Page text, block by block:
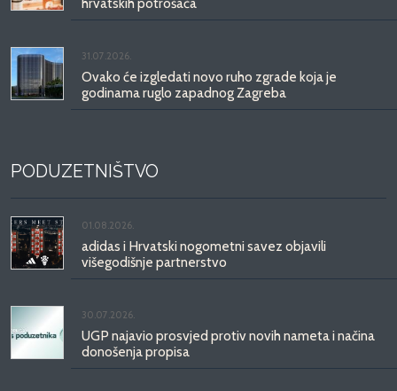
hrvatskih potrošača
31.07.2026.
Ovako će izgledati novo ruho zgrade koja je
godinama ruglo zapadnog Zagreba
PODUZETNIŠTVO
01.08.2026.
adidas i Hrvatski nogometni savez objavili
višegodišnje partnerstvo
30.07.2026.
UGP najavio prosvjed protiv novih nameta i načina
donošenja propisa